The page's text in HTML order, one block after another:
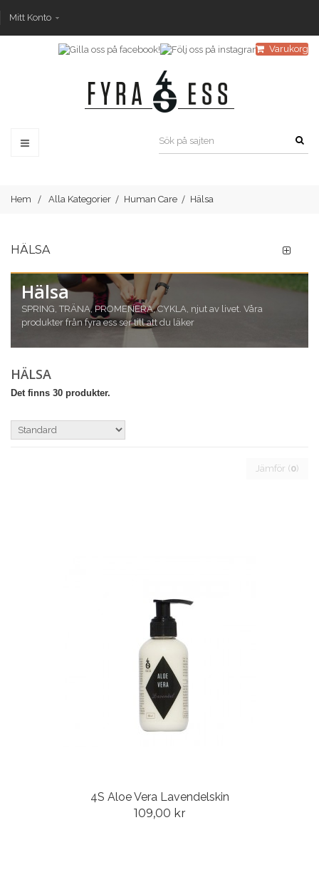
Mitt Konto
Varukorg
Hem Alla Kategorier Human Care Hälsa
HÄLSA
Hälsa
SPRING, TRÄNA, PROMENERA, CYKLA, njut av livet. Våra
produkter från fyra ess ser till att du läker
HÄLSA
Det finns 30 produkter.
Jämför (0)
4S Aloe Vera Lavendelskin
109,00 kr